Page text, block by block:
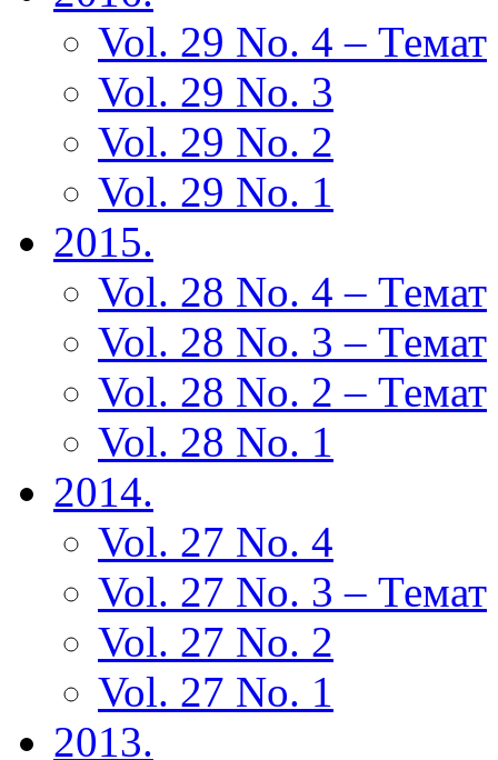
Vol. 29 No. 4 – Темат
Vol. 29 No. 3
Vol. 29 No. 2
Vol. 29 No. 1
2015.
Vol. 28 No. 4 – Темат
Vol. 28 No. 3 – Темат
Vol. 28 No. 2 – Темат
Vol. 28 No. 1
2014.
Vol. 27 No. 4
Vol. 27 No. 3 – Темат
Vol. 27 No. 2
Vol. 27 No. 1
2013.